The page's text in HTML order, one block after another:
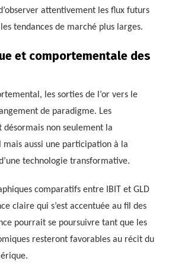
attentivement les flux futurs
tendances de marché plus larges.
et comportementale des
les sorties de l’or vers le
de paradigme. Les
désormais non seulement la
aussi une participation à la
technologie transformative.
comparatifs entre IBIT et GLD
claire qui s’est accentuée au fil des
pourrait se poursuivre tant que les
resteront favorables au récit du